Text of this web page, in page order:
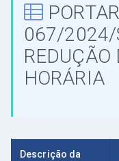
067/2024/
REDUÇÃO
HORÁRIA
Descrição da